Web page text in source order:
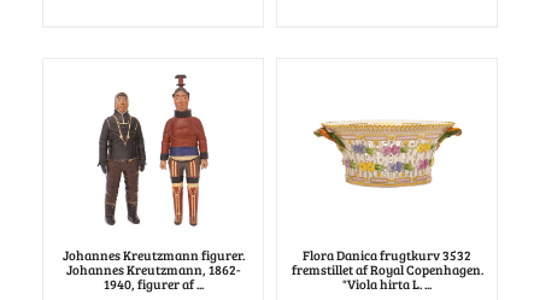
Johannes Kreutzmann figurer.
Johannes Kreutzmann, 1862-
1940, figurer af ...
Flora Danica frugtkurv 3532
fremstillet af Royal Copenhagen.
"Viola hirta L. ...